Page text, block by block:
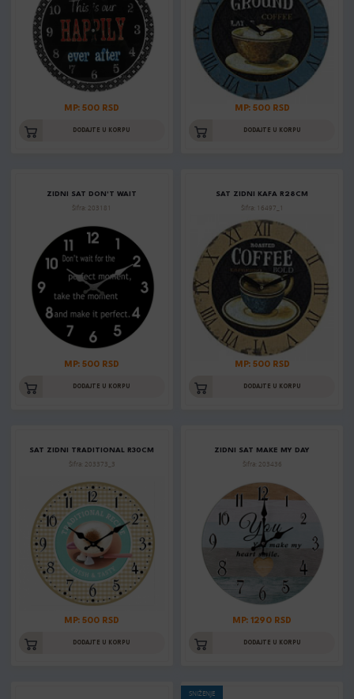
MP: 500 RSD
DODAJTE U KORPU
MP: 500 RSD
DODAJTE U KORPU
ZIDNI SAT DON'T WAIT
Šifra: 203181
MP: 500 RSD
DODAJTE U KORPU
SAT ZIDNI KAFA R28CM
Šifra: 16497_1
MP: 500 RSD
DODAJTE U KORPU
SAT ZIDNI TRADITIONAL R30CM
Šifra: 203373_3
MP: 500 RSD
DODAJTE U KORPU
ZIDNI SAT MAKE MY DAY
Šifra: 203436
MP: 1290 RSD
DODAJTE U KORPU
SNIŽENJE